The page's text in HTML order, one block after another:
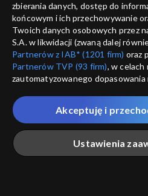
Było... nie minęło
Pogromcy żelaznych
smoków
Było... nie minęło
Powrót do zacnej
przeszłości
zbierania danych, dostęp do
końcowym i ich przechowywanie
Twoich danych osobowych przez
S.A. w likwidacji (zwaną dalej
Partnerów z IAB* (1201 firm) oraz
Partnerów TVP (93 firm), w
zautomatyzowanego dopasowania
które wskazujemy poniżej, a także
przez nas identyfikatora PPID do
Twoje dane osobowe zbierane
Ciebie naszych
poszczególnych
„Portalem”, w tym informacje
Ustawienia
Akceptuję i